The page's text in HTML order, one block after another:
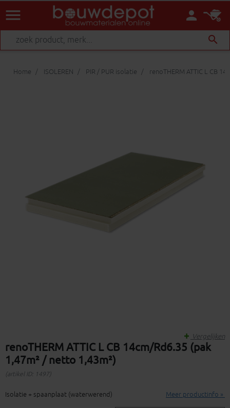
person
menu
search
Home ISOLEREN PIR / PUR isolatie renoTHERM ATTIC L CB
renoTHERM ATTIC L CB 14cm/Rd6.35 (pak
1,47m² / netto 1,43m²)
(artikel ID: 1497)
Vergelijken
Isolatie + spaanplaat (waterwerend) Meer productinfo »